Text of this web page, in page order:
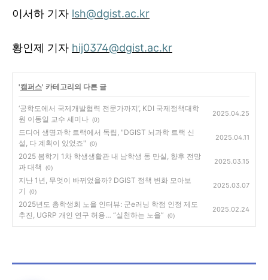
이서하 기자 lsh@dgist.ac.kr
황인제 기자 hij0374@dgist.ac.kr
'캠퍼스' 카테고리의 다른 글
‘공학도에서 국제개발협력 전문가까지’, KDI 국제정책대학
원 이동일 교수 세미나 (0)
2025.04.25
드디어 생명과학 트랙에서 독립, "DGIST 뇌과학 트랙 신
설, 다 계획이 있었죠"
(0)
2025.04.11
2025 봄학기 1차 학생생활관 내 남학생 동 만실, 향후 전망
과 대책
(0)
2025.03.15
지난 1년, 무엇이 바뀌었을까? DGIST 정책 변화 모아보
기
(0)
2025.03.07
2025년도 총학생회 노을 인터뷰: 군e러닝 학점 인정 제도
추진, UGRP 개인 연구 허용… “실천하는 노을”
(0)
2025.02.24